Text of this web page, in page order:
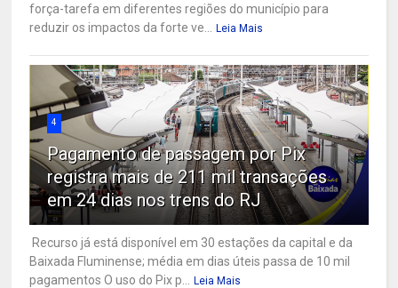
força-tarefa em diferentes regiões do município para
reduzir os impactos da forte ve...
Leia Mais
4
Pagamento de passagem por Pix
registra mais de 211 mil transações
em 24 dias nos trens do RJ
Recurso já está disponível em 30 estações da capital e da
Baixada Fluminense; média em dias úteis passa de 10 mil
pagamentos O uso do Pix p...
Leia Mais